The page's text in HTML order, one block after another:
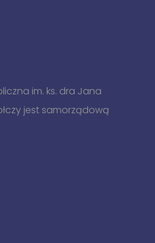
im. ks. dra Jana
jest samorządową